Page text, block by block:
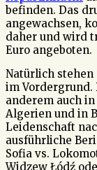
befinden. Das
angewachsen,
daher und wird
Euro angeboten.
Natürlich stehen
im Vordergrund.
anderem auch
Algerien und in
Leidenschaft
ausführliche
Sofia vs.
Widzew Łódź